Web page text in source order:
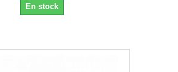
En stock